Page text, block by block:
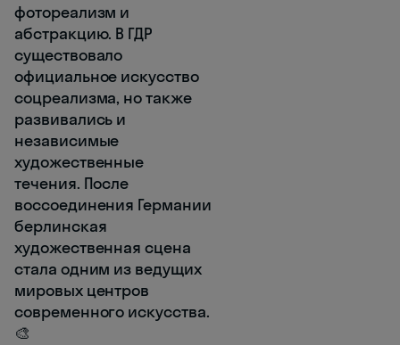
фотореализм и
абстракцию. В ГДР
существовало
официальное искусство
соцреализма, но также
развивались и
независимые
художественные
течения. После
воссоединения Германии
берлинская
художественная сцена
стала одним из ведущих
мировых центров
современного искусства.
🎨